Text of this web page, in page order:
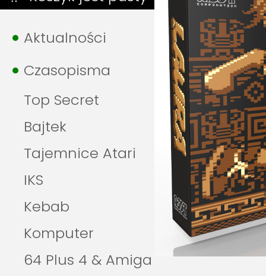
Aktualności
Czasopisma
Top Secret
Bajtek
Tajemnice Atari
IKS
Kebab
Komputer
64 Plus 4 & Amiga